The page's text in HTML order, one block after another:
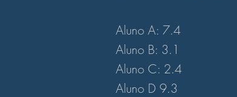
Aluno A: 7.4
Aluno B: 3.1
Aluno C: 2.4
Aluno D 9.3